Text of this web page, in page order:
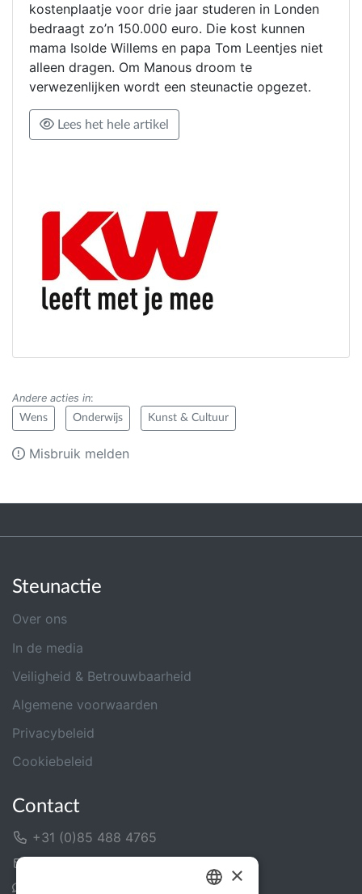
kostenplaatje voor drie jaar studeren in Londen
bedraagt zo’n 150.000 euro. Die kost kunnen
mama Isolde Willems en papa Tom Leentjes niet
alleen dragen. Om Manous droom te
verwezenlijken wordt een steunactie opgezet.
Lees het hele artikel
Andere acties in:
Wens Onderwijs Kunst & Cultuur
Misbruik melden
Steunactie
Over ons
In de media
Veiligheid & Betrouwbaarheid
Algemene voorwaarden
Privacybeleid
Cookiebeleid
Contact
+31 (0)85 488 4765
×